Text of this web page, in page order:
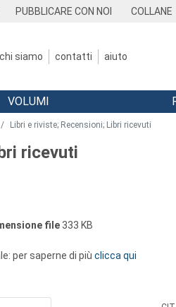
PUBBLICARE CON NOI COLLANE
chi siamo contatti aiuto
VOLUMI
Libri e riviste; Recensioni; Libri ricevuti
ricevuti
file 333 KB
per saperne di più clicca qui